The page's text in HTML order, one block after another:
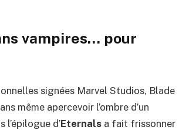
vampires… pour
signées Marvel Studios, Blade
même apercevoir l’ombre d’un
d’Eternals a fait frissonner